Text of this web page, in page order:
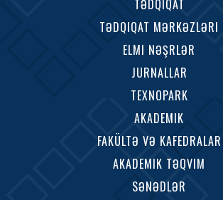
TƏDQIQAT
TƏDQIQAT MƏRKƏZLƏRI
ELMI NƏŞRLƏR
JURNALLAR
TEXNOPARK
AKADEMIK
FAKÜLTƏ VƏ KAFEDRALAR
AKADEMIK TƏQVIM
SƏNƏDLƏR